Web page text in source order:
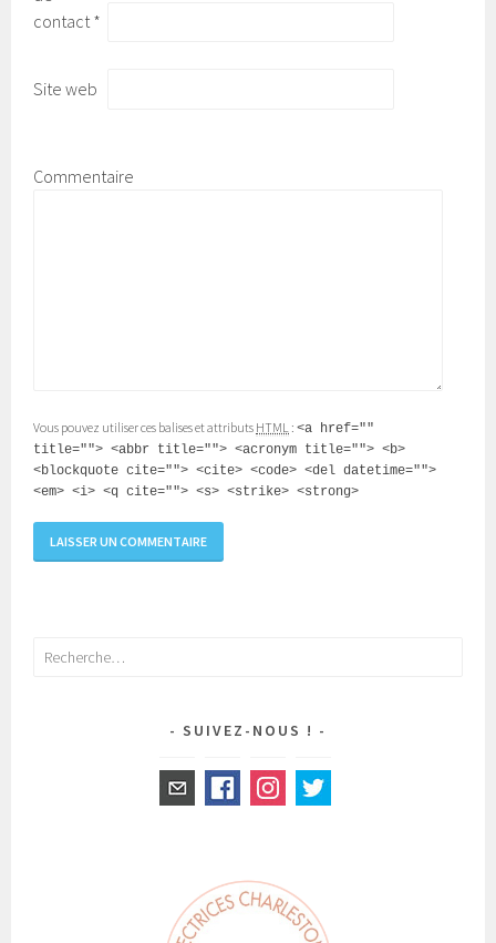
contact*
Site web
Commentaire
Vous pouvez utiliser ces balises et attributs HTML :<a href=""
title=""> <abbr title=""> <acronym title=""> <b>
<blockquote cite=""> <cite> <code> <del datetime="">
<em> <i> <q cite=""> <s> <strike> <strong>
Rechercher :
SUIVEZ-NOUS !